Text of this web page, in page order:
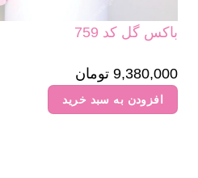
باکس گل کد 759
9,380,000 تومان
افزودن به سبد خرید